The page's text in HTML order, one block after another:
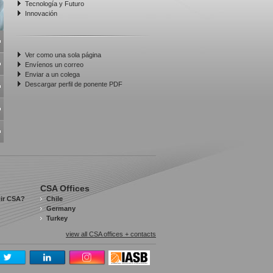
Tecnología y Futuro
Innovación
Ver como una sola página
Envíenos un correo
Enviar a un colega
Descargar perfil de ponente PDF
CSA?
CSA Offices
Chile
Germany
Turkey
view all CSA offices + contacts